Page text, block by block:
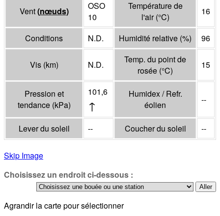
Vent(nœuds)
OSO
10
Température de
l'air(°C)
16
Conditions N.D. Humidité relative (%) 96
Vis (km) N.D.
Temp. du point de
rosée (°C)
15
Pression et
tendance (kPa)
101,6
↑
Humidex / Refr.
éolien
--
Lever du soleil -- Coucher du soleil --
Skip Image
Choisissez un endroit ci-dessous :
Agrandir la carte pour sélectionner